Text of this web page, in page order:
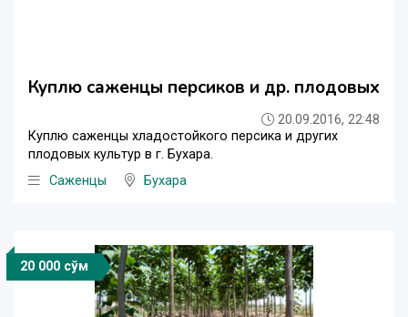
Куплю саженцы персиков и др. плодовых
20.09.2016, 22:48
Куплю саженцы хладостойкого персика и других
плодовых культур в г. Бухара.
Саженцы
Бухара
20 000 сўм